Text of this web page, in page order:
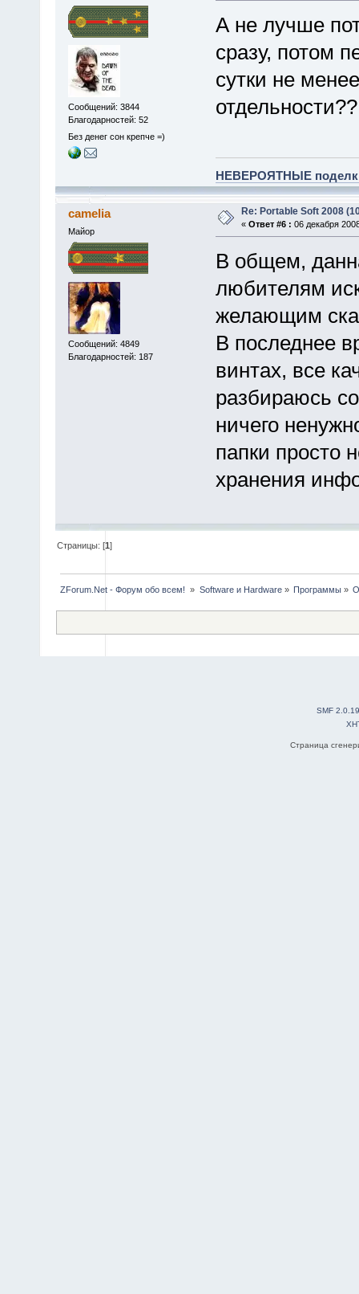
Сообщений: 3844
Благодарностей: 52
Без денег сон крепче =)
А не лучше
сразу, потом
сутки не
НЕВЕРОЯТНЫЕ
camelia
Майор
Сообщений: 4849
Благодарностей: 187
Re: Portable Soft 2008
« Ответ #6 : 06 декабря
В общем,
любителям
желающим
В последнее
винтах, все
разбираюсь
ничего
папки просто
хранения
Страницы: [1]
ZForum.Net - Форум обо всем! » Software и Hardware» Программы»
SMF 2.0.19
Страница